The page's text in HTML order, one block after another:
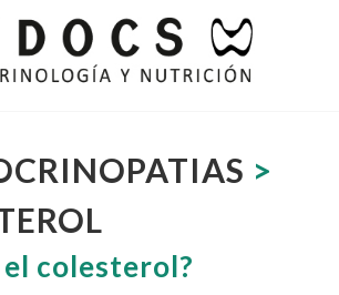
>
el colesterol?